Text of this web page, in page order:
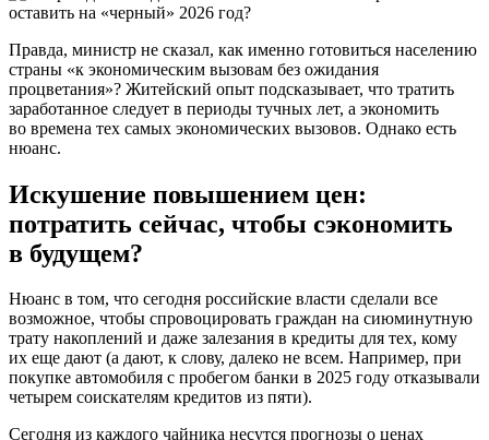
Правда, министр не сказал, как именно готовиться населению
страны «к экономическим вызовам без ожидания
процветания»? Житейский опыт подсказывает, что тратить
заработанное следует в периоды тучных лет, а экономить
во времена тех самых экономических вызовов. Однако есть
нюанс.
Искушение повышением цен:
потратить сейчас, чтобы сэкономить
в будущем?
Нюанс в том, что сегодня российские власти сделали все
возможное, чтобы спровоцировать граждан на сиюминутную
трату накоплений и даже залезания в кредиты для тех, кому
их еще дают (а дают, к слову, далеко не всем. Например, при
покупке автомобиля с пробегом банки в 2025 году отказывали
четырем соискателям кредитов из пяти).
Сегодня из каждого чайника несутся прогнозы о ценах